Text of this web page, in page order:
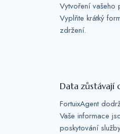
Vytvoření vašeho
Vyplňte krátký
zdržení.
Data zůstávají
FortuixAgent
Vaše informace
poskytování